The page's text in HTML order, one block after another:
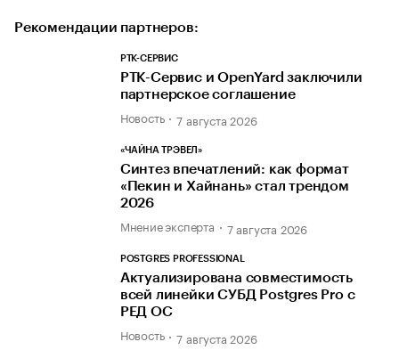
Рекомендации партнеров:
РТК-СЕРВИС
РТК-Сервис и OpenYard заключили
партнерское соглашение
Новость 7 августа 2026
«ЧАЙНА ТРЭВЕЛ»
Синтез впечатлений: как формат
«Пекин и Хайнань» стал трендом
2026
Мнение эксперта 7 августа 2026
POSTGRES PROFESSIONAL
Актуализирована совместимость
всей линейки СУБД Postgres Pro с
РЕД ОС
Новость 7 августа 2026